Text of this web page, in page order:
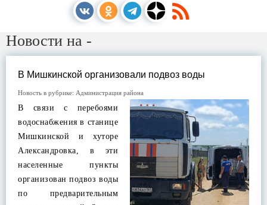
Новости на -
В Мишкинской организовали подвоз воды
Новость в рубрике: Администрация района
В связи с перебоями
водоснабжения в станице
Мишкинской и хуторе
Александровка, в эти
населенные пункты
организован подвоз воды
по предварительным